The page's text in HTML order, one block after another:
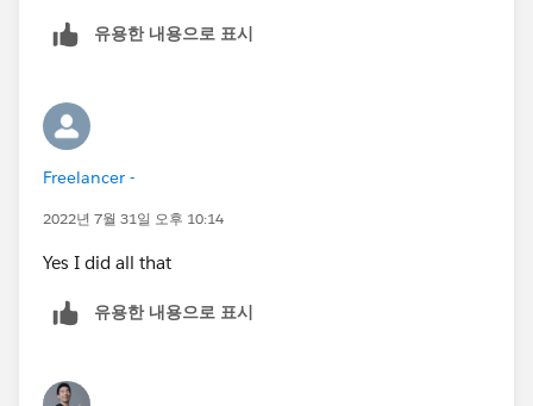
유용한 내용으로 표시
Freelancer -
2022년 7월 31일 오후 10:14
Yes I did all that
유용한 내용으로 표시